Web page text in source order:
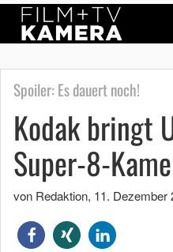
Spoiler: Es dauert noch!
Kodak bringt
Super-8-
von Redaktion, 11. Dezember